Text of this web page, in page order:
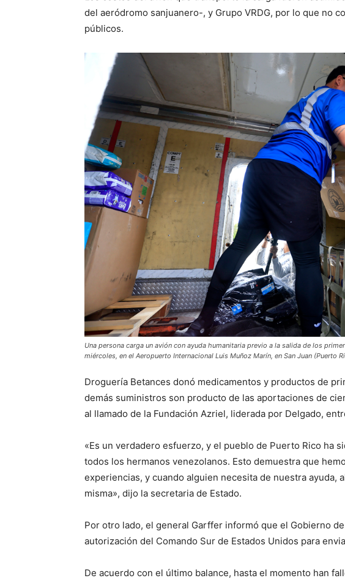
del aeródromo sanjuanero-, y Grupo VRDG, por lo que no
públicos.
Una persona carga un avión con ayuda humanitaria previo a la salida de los
miércoles, en el Aeropuerto Internacional Luis Muñoz Marín, en San Juan (Puerto
Droguería Betances donó medicamentos y productos de
demás suministros son producto de las aportaciones de
al llamado de la Fundación Azriel, liderada por Delgado,
«Es un verdadero esfuerzo, y el pueblo de Puerto Rico ha
todos los hermanos venezolanos. Esto demuestra que
experiencias, y cuando alguien necesita de nuestra ayuda,
misma», dijo la secretaria de Estado.
Por otro lado, el general Garffer informó que el Gobierno
autorización del Comando Sur de Estados Unidos para
De acuerdo con el último balance, hasta el momento han